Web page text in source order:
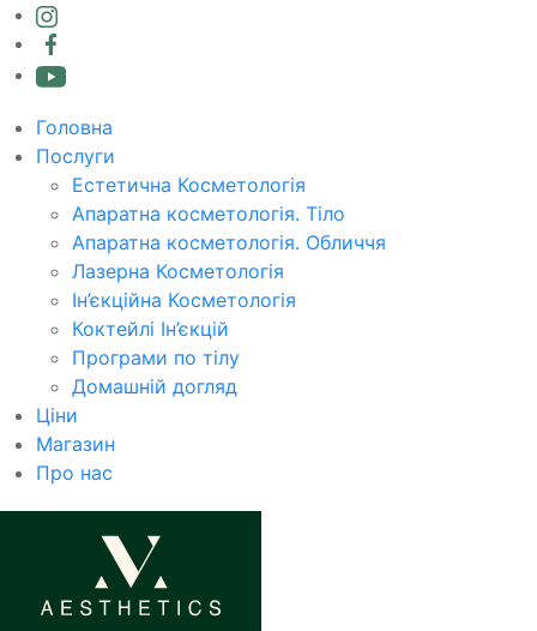
Головна
Послуги
Естетична Косметологія
Апаратна косметологія. Тіло
Апаратна косметологія. Обличчя
Лазерна Косметологія
Ін’єкційна Косметологія
Коктейлі Ін’єкцій
Програми по тілу
Домашній догляд
Ціни
Магазин
Про нас